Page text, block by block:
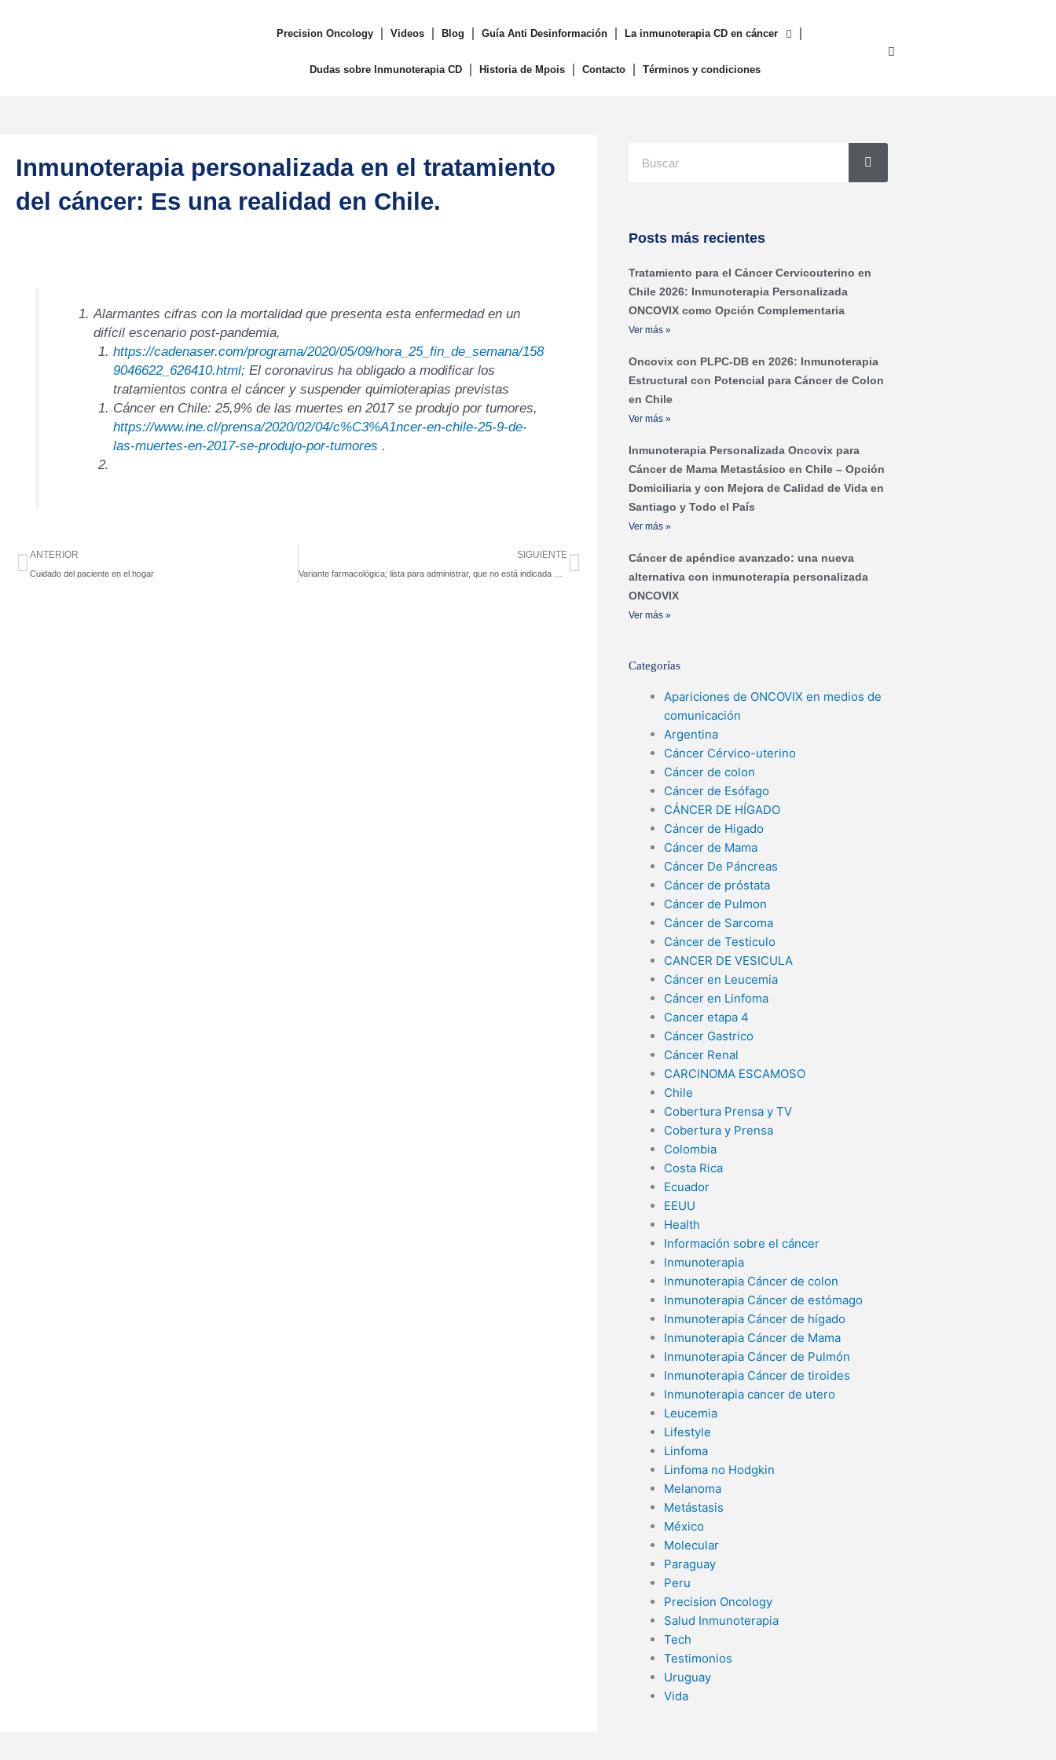
Precision Oncology Videos Blog Guía Anti Desinformación La inmunoterapia CD en cáncer
Dudas sobre Inmunoterapia CD Historia de Mpois Contacto Términos y condiciones
Inmunoterapia personalizada en el tratamiento
del cáncer: Es una realidad en Chile.
Alarmantes cifras con la mortalidad que presenta esta enfermedad en un
difícil escenario post-pandemia,
https://cadenaser.com/programa/2020/05/09/hora_25_fin_de_semana/158
9046622_626410.html; El coronavirus ha obligado a modificar los
tratamientos contra el cáncer y suspender quimioterapias previstas
Cáncer en Chile: 25,9% de las muertes en 2017 se produjo por tumores,
https://www.ine.cl/prensa/2020/02/04/c%C3%A1ncer-en-chile-25-9-de-
las-muertes-en-2017-se-produjo-por-tumores .
Ant
ANTERIOR
Cuidado del paciente en el hogar
SIGUIENTESiguiente
Posts más recientes
Tratamiento para el Cáncer Cervicouterino en
Chile 2026: Inmunoterapia Personalizada
ONCOVIX como Opción Complementaria
Ver más »
Oncovix con PLPC-DB en 2026: Inmunoterapia
Estructural con Potencial para Cáncer de Colon
en Chile
Ver más »
Inmunoterapia Personalizada Oncovix para
Cáncer de Mama Metastásico en Chile – Opción
Domiciliaria y con Mejora de Calidad de Vida en
Santiago y Todo el País
Ver más »
Cáncer de apéndice avanzado: una nueva
alternativa con inmunoterapia personalizada
ONCOVIX
Ver más »
Categorías
Apariciones de ONCOVIX en medios de
comunicación
Argentina
Cáncer Cérvico-uterino
Cáncer de colon
Cáncer de Esófago
CÁNCER DE HÍGADO
Cáncer de Higado
Cáncer de Mama
Cáncer De Páncreas
Cáncer de próstata
Cáncer de Pulmon
Cáncer de Sarcoma
Cáncer de Testiculo
CANCER DE VESICULA
Cáncer en Leucemia
Cáncer en Linfoma
Cancer etapa 4
Cáncer Gastrico
Cáncer Renal
CARCINOMA ESCAMOSO
Chile
Cobertura Prensa y TV
Cobertura y Prensa
Colombia
Costa Rica
Ecuador
EEUU
Health
Información sobre el cáncer
Inmunoterapia
Inmunoterapia Cáncer de colon
Inmunoterapia Cáncer de estómago
Inmunoterapia Cáncer de hígado
Inmunoterapia Cáncer de Mama
Inmunoterapia Cáncer de Pulmón
Inmunoterapia Cáncer de tiroides
Inmunoterapia cancer de utero
Leucemia
Lifestyle
Linfoma
Linfoma no Hodgkin
Melanoma
Metástasis
México
Molecular
Paraguay
Peru
Precision Oncology
Salud Inmunoterapia
Tech
Testimonios
Uruguay
Vida